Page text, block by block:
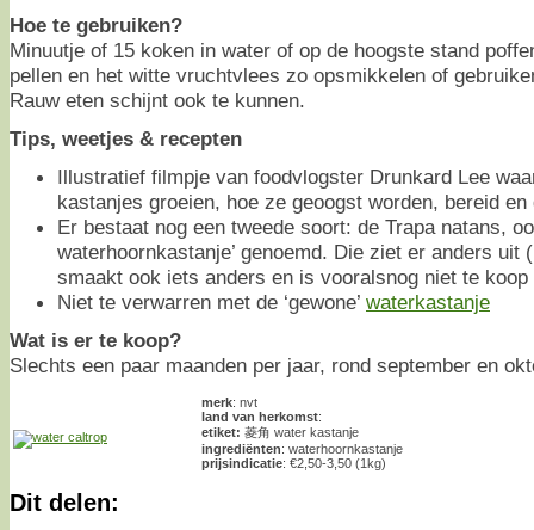
Hoe te gebruiken?
Minuutje of 15 koken in water of op de hoogste stand
pellen en het witte vruchtvlees zo opsmikkelen of
Rauw eten schijnt ook te kunnen.
Tips, weetjes & recepten
Illustratief filmpje van foodvlogster Drunkard Lee
kastanjes groeien, hoe ze geoogst worden, bereid
Er bestaat nog een tweede soort: de Trapa natans,
waterhoornkastanje’ genoemd. Die ziet er anders uit
smaakt ook iets anders en is vooralsnog niet te koop
Niet te verwarren met de ‘gewone’ waterkastanje
Wat is er te koop?
Slechts een paar maanden per jaar, rond september en
merk: nvt
land van herkomst:
etiket: 菱角 water kastanje
ingrediënten: waterhoornkastanje
prijsindicatie: €2,50-3,50 (1kg)
Dit delen: